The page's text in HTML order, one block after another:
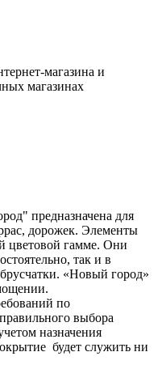
магазина и
магазинах
предназначена для
дорожек. Элементы
цветовой гамме. Они
так и в
«Новый город»
по
выбора
назначения
будет служить ни